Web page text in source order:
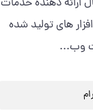
ارائه دهنده خدمات
های تولید شده
وب...